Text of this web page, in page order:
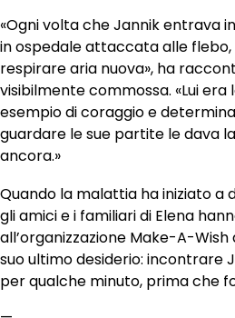
«Ogni volta che Jannik entrava
in ospedale attaccata alle
respirare aria nuova», ha
visibilmente commossa. «Lui era
esempio di coraggio e
guardare le sue partite le dava
ancora.»
Quando la malattia ha iniziato a
gli amici e i familiari di Elena
all’organizzazione Make-A-
suo ultimo desiderio: incontrare
per qualche minuto, prima che